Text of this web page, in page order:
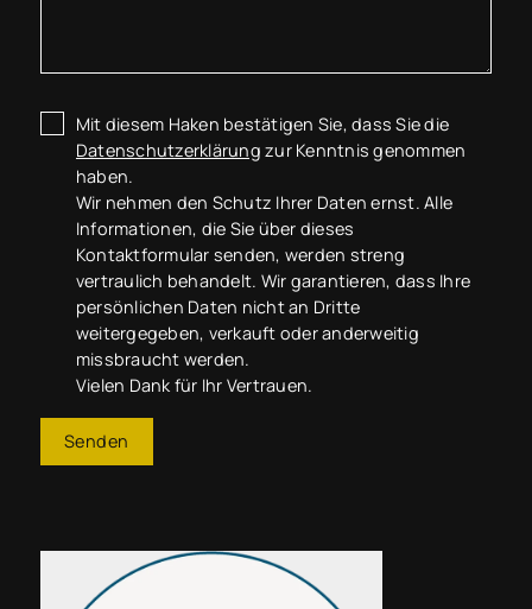
Mit diesem Haken bestätigen Sie, dass Sie die
Datenschutzerklärung zur Kenntnis genommen
haben.
Wir nehmen den Schutz Ihrer Daten ernst. Alle
Informationen, die Sie über dieses
Kontaktformular senden, werden streng
vertraulich behandelt. Wir garantieren, dass Ihre
persönlichen Daten nicht an Dritte
weitergegeben, verkauft oder anderweitig
missbraucht werden.
Vielen Dank für Ihr Vertrauen.
Senden